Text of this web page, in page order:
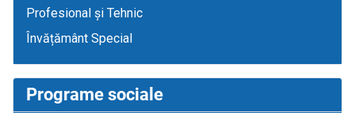
Profesional și Tehnic
Învățământ Special
Programe sociale